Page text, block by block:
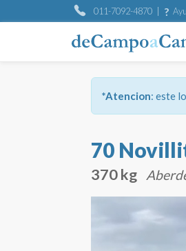
011-7092-4870 | ?
*Atencion: este
70
370 kg